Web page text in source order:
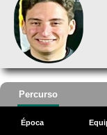
Percurso
Época